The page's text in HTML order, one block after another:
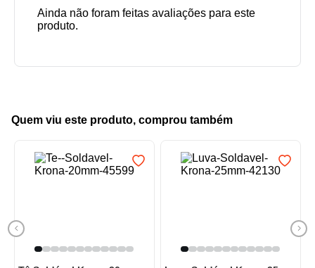
Quem viu este produto, comprou também